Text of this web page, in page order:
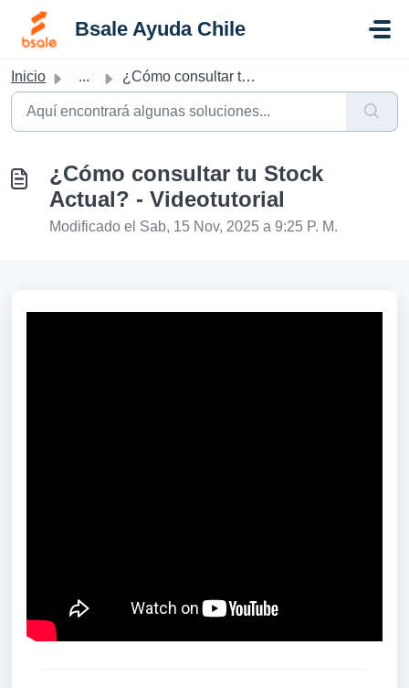
Saltar al contenido principal
Bsale Ayuda Chile
Inicio ... ¿Cómo consultar tu Stock Actual? - Videotutorial
¿Cómo consultar tu Stock
Actual? - Videotutorial
Modificado el Sab, 15 Nov, 2025 a 9:25 P. M.